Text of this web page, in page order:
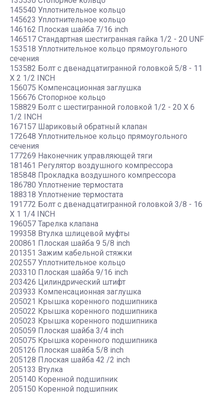
145540 Уплотнительное кольцо
145623 Уплотнительное кольцо
146162 Плоская шайба 7/16 inch
146517 Стандартная шестигранная гайка 1/2 - 20 UNF
153518 Уплотнительное кольцо прямоугольного
сечения
153582 Болт с двенадцатигранной головкой 5/8 - 11
X 2 1/2 INCH
156075 Компенсационная заглушка
156676 Стопорное кольцо
158829 Болт с шестигранной головкой 1/2 - 20 X 6
1/2 INCH
167157 Шариковый обратный клапан
172648 Уплотнительное кольцо прямоугольного
сечения
177269 Наконечник управляющей тяги
181461 Регулятор воздушного компрессора
185848 Прокладка воздушного компрессора
186780 Уплотнение термостата
188318 Уплотнение термостата
191772 Болт с двенадцатигранной головкой 3/8 - 16
X 1 1/4 INCH
196057 Тарелка клапана
199358 Втулка шлицевой муфты
200861 Плоская шайба 9 5/8 inch
201351 Зажим кабельной стяжки
202557 Уплотнительное кольцо
203310 Плоская шайба 9/16 inch
203426 Цилиндрический штифт
203933 Компенсационная заглушка
205021 Крышка коренного подшипника
205022 Крышка коренного подшипника
205023 Крышка коренного подшипника
205059 Плоская шайба 3/4 inch
205075 Крышка коренного подшипника
205126 Плоская шайба 5/8 inch
205128 Плоская шайба 42 /2 inch
205133 Втулка
205140 Коренной подшипник
205150 Коренной подшипник